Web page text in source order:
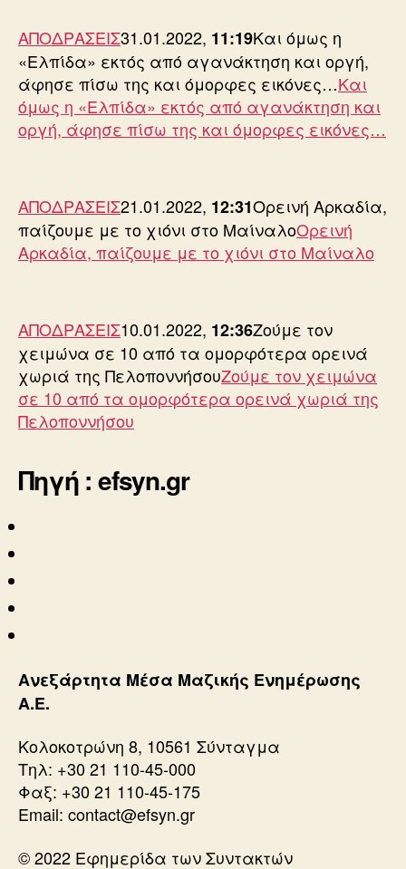
ΑΠΟΔΡΑΣΕΙΣ31.01.2022, 11:19Και όμως η
«Ελπίδα» εκτός από αγανάκτηση και οργή,
άφησε πίσω της και όμορφες εικόνες…Και
όμως η «Ελπίδα» εκτός από αγανάκτηση και
οργή, άφησε πίσω της και όμορφες εικόνες…
ΑΠΟΔΡΑΣΕΙΣ21.01.2022, 12:31Ορεινή Αρκαδία,
παίζουμε με το χιόνι στο ΜαίναλοΟρεινή
Αρκαδία, παίζουμε με το χιόνι στο Μαίναλο
ΑΠΟΔΡΑΣΕΙΣ10.01.2022, 12:36Ζούμε τον
χειμώνα σε 10 από τα ομορφότερα ορεινά
χωριά της ΠελοποννήσουΖούμε τον χειμώνα
σε 10 από τα ομορφότερα ορεινά χωριά της
Πελοποννήσου
Πηγή : efsyn.gr
Ανεξάρτητα Μέσα Μαζικής Ενημέρωσης
Α.Ε.
Κολοκοτρώνη 8, 10561 Σύνταγμα
Τηλ: +30 21 110-45-000
Φαξ: +30 21 110-45-175
Email: contact@efsyn.gr
© 2022 Εφημερίδα των Συντακτών